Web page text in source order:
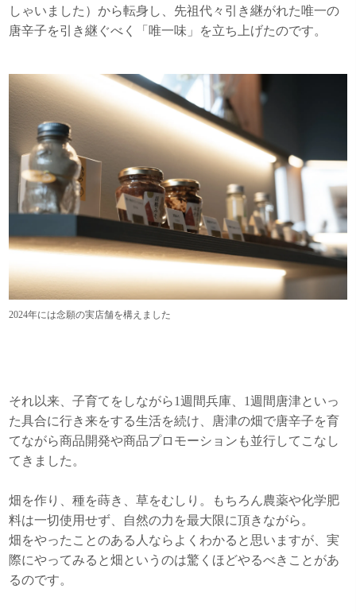
しゃいました）から転身し、先祖代々引き継がれた唯一の
唐辛子を引き継ぐべく「唯一味」を立ち上げたのです。
2024年には念願の実店舗を構えました
それ以来、子育てをしながら1週間兵庫、1週間唐津といっ
た具合に行き来をする生活を続け、唐津の畑で唐辛子を育
てながら商品開発や商品プロモーションも並行してこなし
てきました。
畑を作り、種を蒔き、草をむしり。もちろん農薬や化学肥
料は一切使用せず、自然の力を最大限に頂きながら。
畑をやったことのある人ならよくわかると思いますが、実
際にやってみると畑というのは驚くほどやるべきことがあ
るのです。